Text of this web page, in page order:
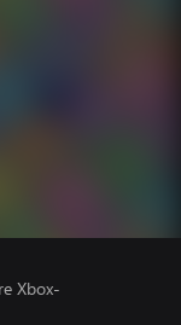
Xbox-